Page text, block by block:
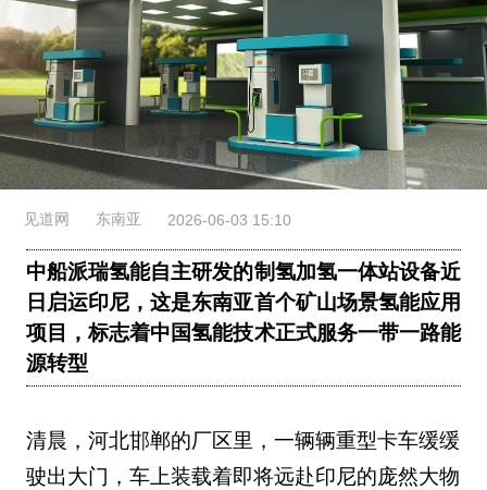
见道网 东南亚 2026-06-03 15:10
中船派瑞氢能自主研发的制氢加氢一体站设备近
日启运印尼，这是东南亚首个矿山场景氢能应用
项目，标志着中国氢能技术正式服务一带一路能
源转型
清晨，河北邯郸的厂区里，一辆辆重型卡车缓缓
驶出大门，车上装载着即将远赴印尼的庞然大物